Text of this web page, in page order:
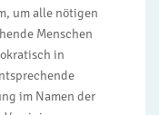
um alle nötigen
Menschen
in
im Namen der